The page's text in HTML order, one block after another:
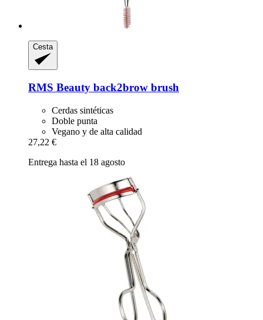
Cesta
RMS Beauty back2brow brush
Cerdas sintéticas
Doble punta
Vegano y de alta calidad
27,22 €
Entrega hasta el 18 agosto